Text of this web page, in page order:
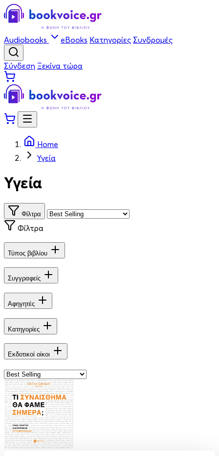
Audiobooks eBooks Κατηγορίες Συνδρομές
Σύνδεση Ξεκίνα τώρα
Home
Υγεία
Υγεία
Φίλτρα
Φίλτρα
Τύπος βιβλίου
Συγγραφείς
Αφηγητές
Κατηγορίες
Εκδοτικοί οίκοι